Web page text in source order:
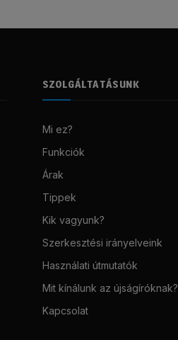
SZOLGÁLTATÁSUNK
Mi ez?
Funkciók
Árak
Tippek
Kik vagyunk?
Szerkesztési irányelveink
Használati útmutatók
Mit kínálunk az újságíróknak?
Kapcsolat